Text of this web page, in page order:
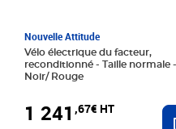
Nouvelle Attitude
Vélo électrique du facteur,
reconditionné - Taille normale -
Noir/ Rouge
1 241 ,67€ HT